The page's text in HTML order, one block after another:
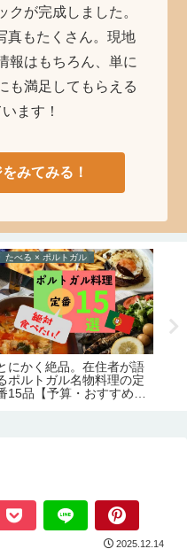
クが完成しました。
真もたくさん。現地
報はもちろん、単に
も満足してもらえる
ます！
みてみる！
たべる × ポルトガル
にかく絶品。在住者が語
ポルトガル名物料理の定
15品【予算・おすすめレ
2025.12.14